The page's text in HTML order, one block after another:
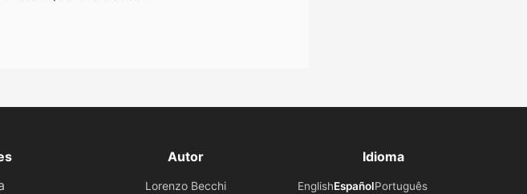
Autor
Lorenzo Becchi
Idioma
EnglishEspañolPortuguês